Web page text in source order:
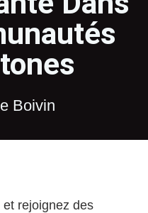
Boivin
rejoignez des